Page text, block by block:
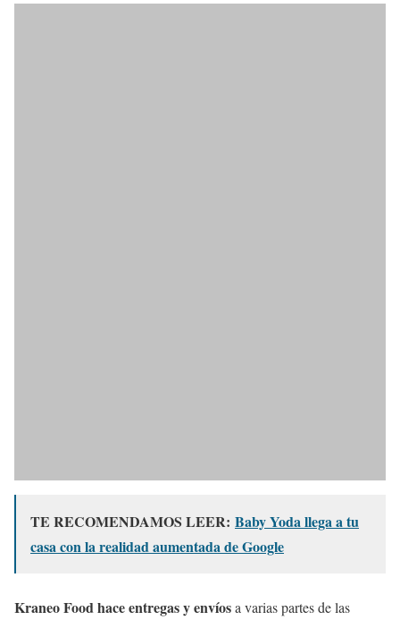
TE RECOMENDAMOS LEER: Baby Yoda llega a tu
casa con la realidad aumentada de Google
Kraneo Food hace entregas y envíosa varias partes de las